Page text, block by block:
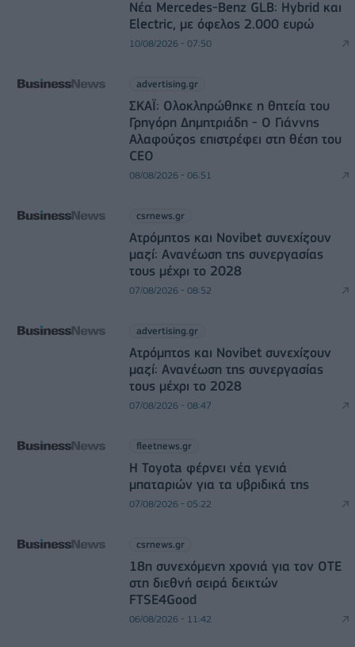
Νέα Mercedes-Benz GLB: Hybrid και
Electric, με όφελος 2.000 ευρώ
10/08/2026 - 07:50
advertising.gr
ΣΚΑΪ: Ολοκληρώθηκε η θητεία του
Γρηγόρη Δημητριάδη - Ο Γιάννης
Αλαφούζος επιστρέφει στη θέση του
CEO
08/08/2026 - 06:51
csrnews.gr
Ατρόμητος και Novibet συνεχίζουν
μαζί: Ανανέωση της συνεργασίας
τους μέχρι το 2028
07/08/2026 - 08:52
advertising.gr
Ατρόμητος και Novibet συνεχίζουν
μαζί: Ανανέωση της συνεργασίας
τους μέχρι το 2028
07/08/2026 - 08:47
fleetnews.gr
Η Toyota φέρνει νέα γενιά
μπαταριών για τα υβριδικά της
07/08/2026 - 05:22
csrnews.gr
18η συνεχόμενη χρονιά για τον ΟΤΕ
στη διεθνή σειρά δεικτών
FTSE4Good
06/08/2026 - 11:42